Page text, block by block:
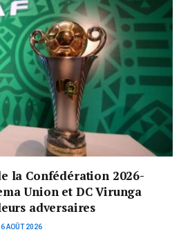
la Confédération 2026-
Union et DC Virunga
adversaires
6 AOÛT 2026